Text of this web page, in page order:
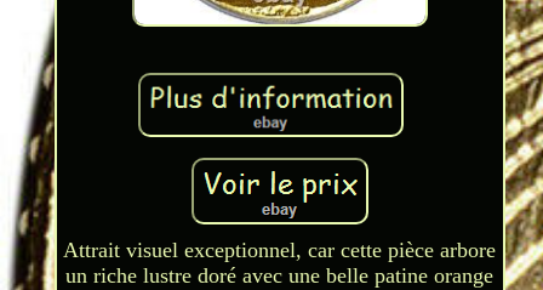
Attrait visuel exceptionnel, car cette pièce arbore
un riche lustre doré avec une belle patine orange